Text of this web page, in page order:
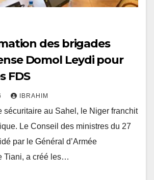
des brigades
Domol Leydi pour
FDS
IBRAHIM
sécuritaire au Sahel, le Niger franchit
Le Conseil des ministres du 27
par le Général d’Armée
Tiani, a créé les…